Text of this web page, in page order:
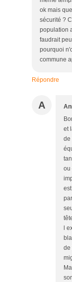
ok mais
sécurité ?
population
faudrait
pourquoi
commune
Répondre
A
et
de
ou
l
de